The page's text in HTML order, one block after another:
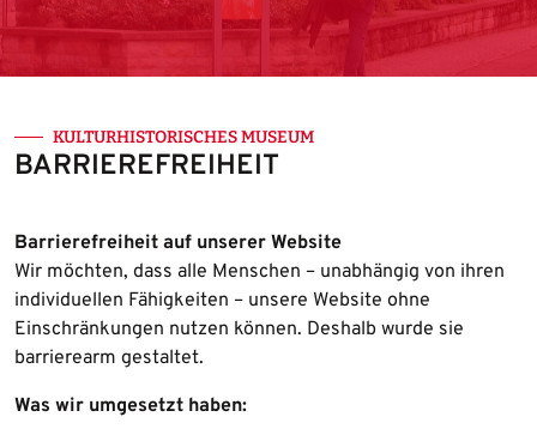
KULTURHISTORISCHES MUSEUM
BARRIEREFREIHEIT
Barrierefreiheit auf unserer Website
Wir möchten, dass alle Menschen – unabhängig von ihren
individuellen Fähigkeiten – unsere Website ohne
Einschränkungen nutzen können. Deshalb wurde sie
barrierearm gestaltet.
Was wir umgesetzt haben: